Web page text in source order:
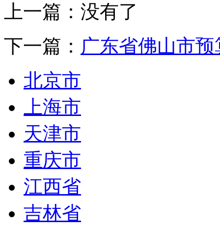
上一篇：没有了
下一篇： 广东省佛山市
北京市
上海市
天津市
重庆市
江西省
吉林省